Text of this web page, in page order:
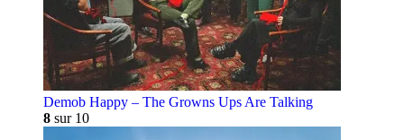
Demob Happy – The Growns Ups Are Talking
8 sur 10